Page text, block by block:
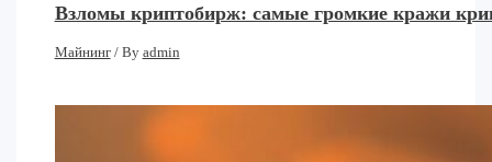
Взломы криптобирж: самые громкие кражи
Майнинг/ By admin